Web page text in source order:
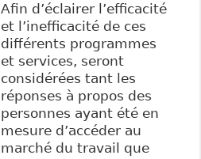
Afin d’éclairer l’efficacité
et l’inefficacité de ces
différents programmes
et services, seront
considérées tant les
réponses à propos des
personnes ayant été en
mesure d’accéder au
marché du travail que